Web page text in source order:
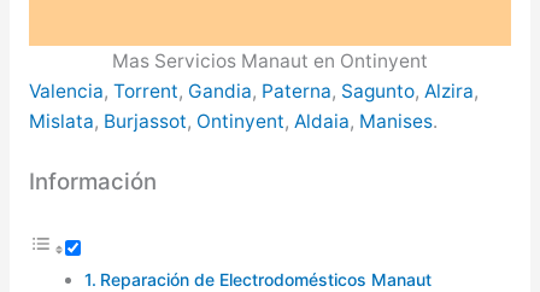
Mas Servicios Manaut en Ontinyent
Valencia, Torrent, Gandia, Paterna, Sagunto, Alzira,
Mislata, Burjassot, Ontinyent, Aldaia, Manises.
Información
Reparación de Electrodomésticos Manaut